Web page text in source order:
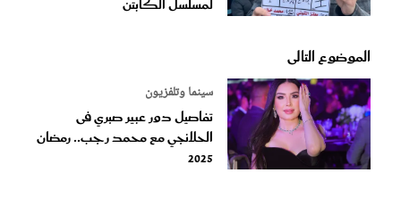
لمسلسل الكابتن
الموضوع التالى
سينما وتلفزيون
تفاصيل دور عبير صبري فى
الحلانجي مع محمد رجب.. رمضان
2025